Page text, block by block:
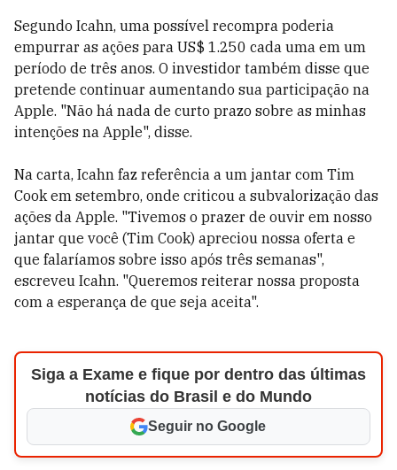
Segundo Icahn, uma possível recompra poderia
empurrar as ações para US$ 1.250 cada uma em um
período de três anos. O investidor também disse que
pretende continuar aumentando sua participação na
Apple. "Não há nada de curto prazo sobre as minhas
intenções na Apple", disse.
Na carta, Icahn faz referência a um jantar com Tim
Cook em setembro, onde criticou a subvalorização das
ações da Apple. "Tivemos o prazer de ouvir em nosso
jantar que você (Tim Cook) apreciou nossa oferta e
que falaríamos sobre isso após três semanas",
escreveu Icahn. "Queremos reiterar nossa proposta
com a esperança de que seja aceita".
Siga a Exame e fique por dentro das últimas
notícias do Brasil e do Mundo
Seguir no Google